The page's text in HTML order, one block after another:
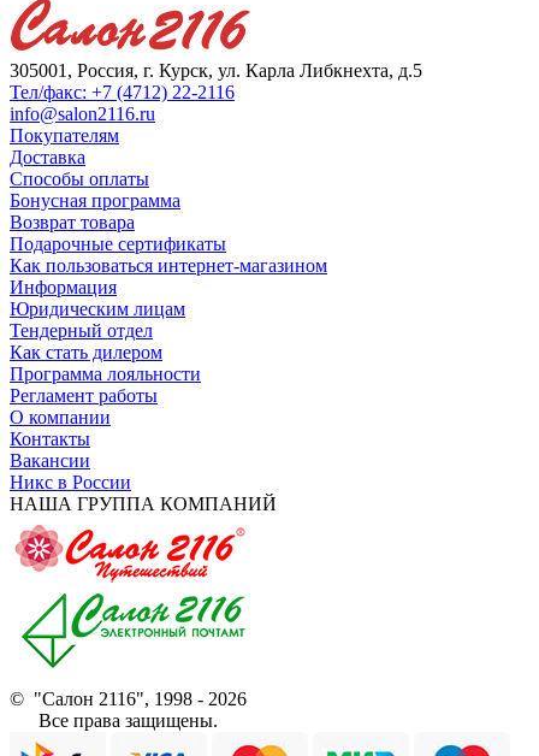
305001, Россия, г. Курск, ул. Карла Либкнехта, д.5
Тел/факс: +7 (4712) 22-2116
info@salon2116.ru
Покупателям
Доставка
Способы оплаты
Бонусная программа
Возврат товара
Подарочные сертификаты
Как пользоваться интернет-магазином
Информация
Юридическим лицам
Тендерный отдел
Как стать дилером
Программа лояльности
Регламент работы
О компании
Контакты
Вакансии
Никс в России
НАША ГРУППА КОМПАНИЙ
© "Салон 2116", 1998 - 2026
Все права защищены.